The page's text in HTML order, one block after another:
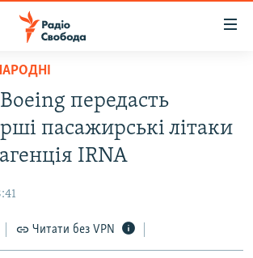
передасть
пасажирські літаки
IRNA
Читати без VPN